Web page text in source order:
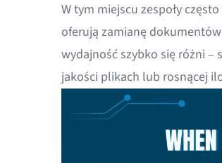
W tym miejscu zespoły
oferują zamianę
wydajność szybko się różni –
jakości plikach lub rosnącej